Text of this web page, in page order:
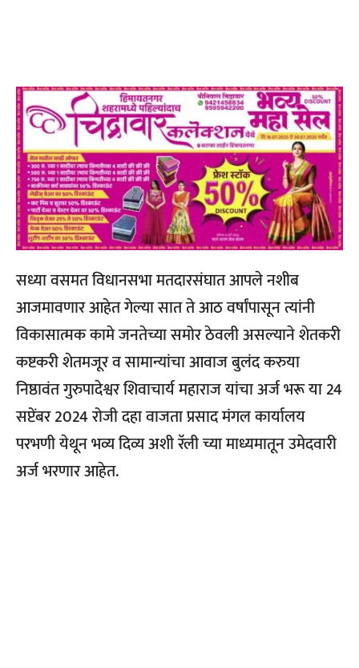
सध्या वसमत विधानसभा मतदारसंघात आपले नशीब
आजमावणार आहेत गेल्या सात ते आठ वर्षांपासून त्यांनी
विकासात्मक कामे जनतेच्या समोर ठेवली असल्याने शेतकरी
कष्टकरी शेतमजूर व सामान्यांचा आवाज बुलंद करुया
निष्ठावंत गुरुपादेश्वर शिवाचार्य महाराज यांचा अर्ज भरू या 24
सप्टेंबर 2024 रोजी दहा वाजता प्रसाद मंगल कार्यालय
परभणी येथून भव्य दिव्य अशी रॅली च्या माध्यमातून उमेदवारी
अर्ज भरणार आहेत.